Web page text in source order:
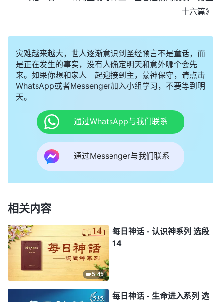
十六篇》
灾难越来越大，世人逐渐意识到圣经预言不是童话，而
是正在发生的事实，没有人确定明天和意外哪个会先
来。如果你想和家人一起迎接到主，蒙神保守，请点击
WhatsApp或者Messenger加入小组学习，不要等到明
天。
通过WhatsApp与我们联系
通过Messenger与我们联系
相关内容
5:45
每日神话 - 认识神系列 选段
14
每日神话 - 生命进入系列 选